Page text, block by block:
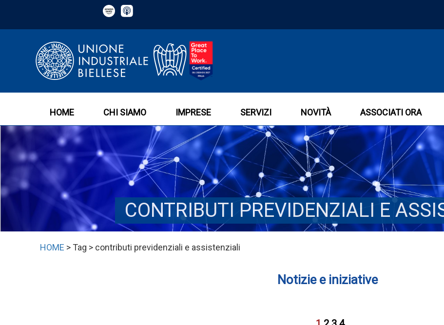
HOME CHI SIAMO IMPRESE SERVIZI NOVITÀ ASSOCIATI ORA
CONTRIBUTI PREVIDENZIALI E
HOME > Tag > contributi previdenziali e assistenziali
Notizie e iniziative